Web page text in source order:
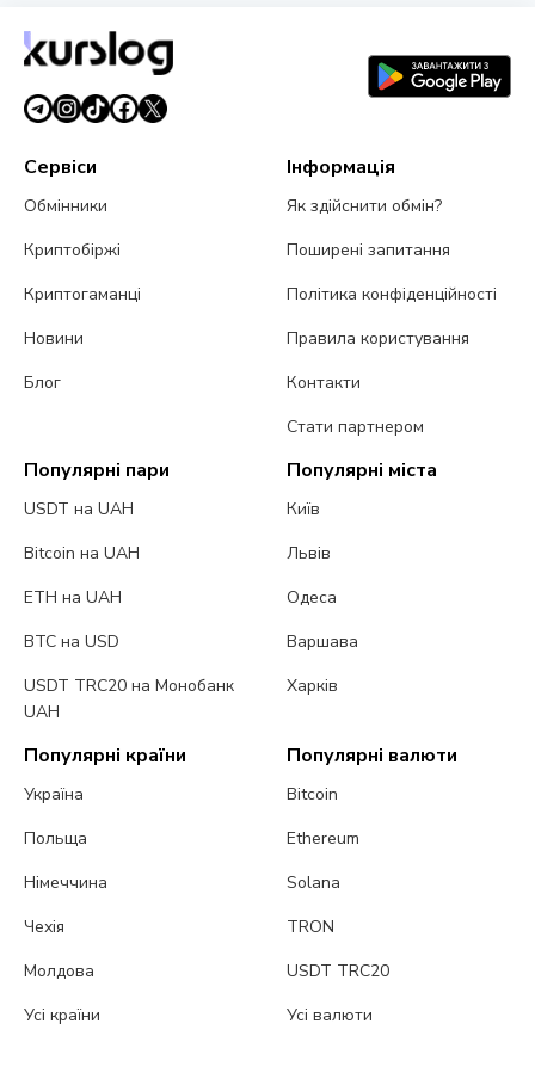
3 серпня 2026 р.4 хв читання
Сервіси
Обмінники
Криптобіржі
Криптогаманці
Новини
Блог
Інформація
Як здійснити обмін?
Поширені запитання
Політика конфіденційності
Правила користування
Контакти
Стати партнером
Популярні пари
USDT на UAH
Bitcoin на UAH
ETH на UAH
BTC на USD
USDT TRC20 на Монобанк
UAH
Популярні міста
Київ
Львів
Одеса
Варшава
Харків
Популярні країни
Україна
Польща
Німеччина
Чехія
Молдова
Усі країни
Популярні валюти
Bitcoin
Ethereum
Solana
TRON
USDT TRC20
Усі валюти